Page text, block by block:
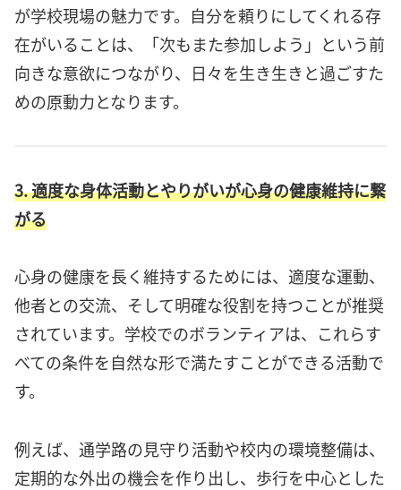
が学校現場の魅力です。自分を頼りにしてくれる存
在がいることは、「次もまた参加しよう」という前
向きな意欲につながり、日々を生き生きと過ごすた
めの原動力となります。
3. 適度な身体活動とやりがいが心身の健康維持に繋
がる
心身の健康を長く維持するためには、適度な運動、
他者との交流、そして明確な役割を持つことが推奨
されています。学校でのボランティアは、これらす
べての条件を自然な形で満たすことができる活動で
す。
例えば、通学路の見守り活動や校内の環境整備は、
定期的な外出の機会を作り出し、歩行を中心とした